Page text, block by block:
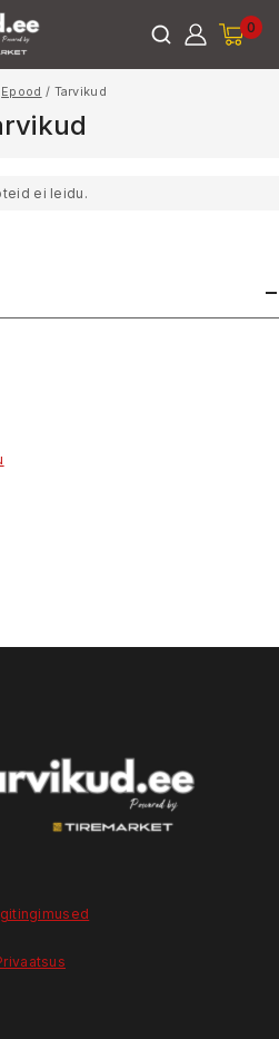
0
Epood / Tarvikud
ei leidu.